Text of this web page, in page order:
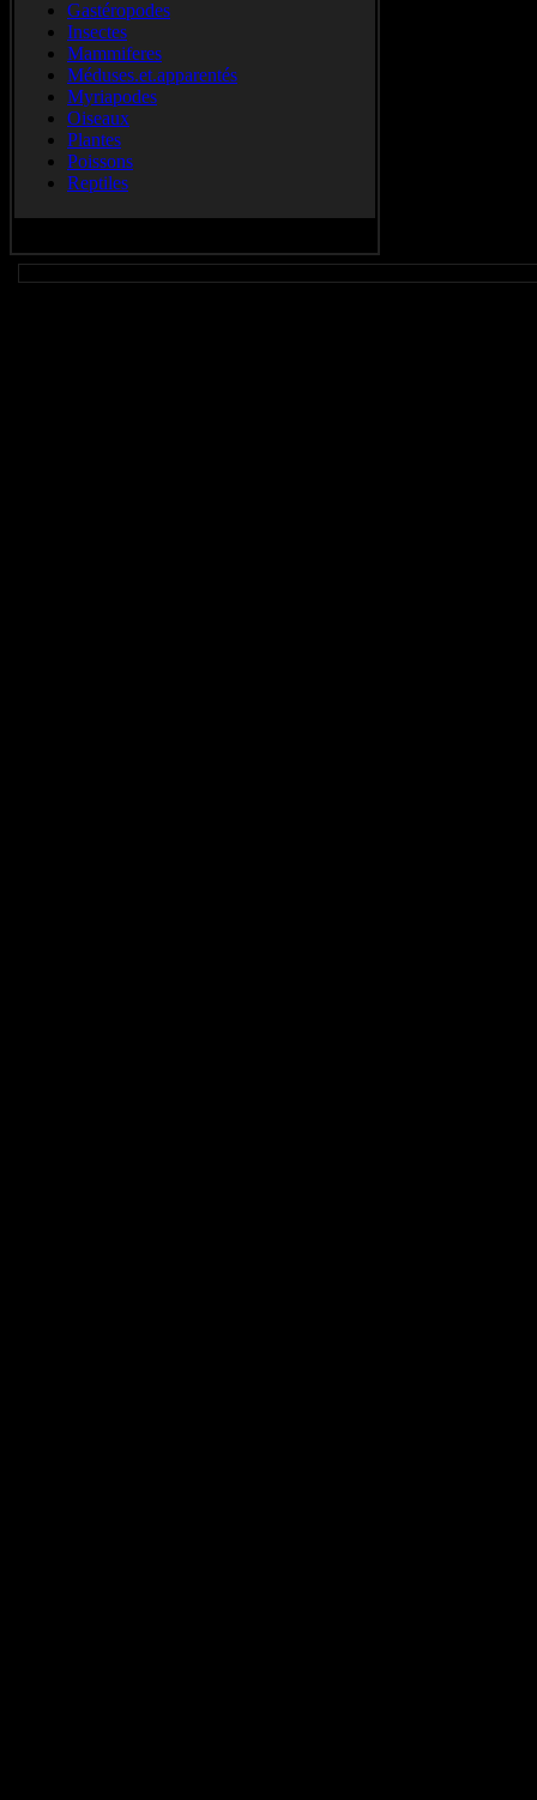
Gastéropodes
Insectes
Mammiferes
Méduses.et.apparentés
Myriapodes
Oiseaux
Plantes
Poissons
Reptiles